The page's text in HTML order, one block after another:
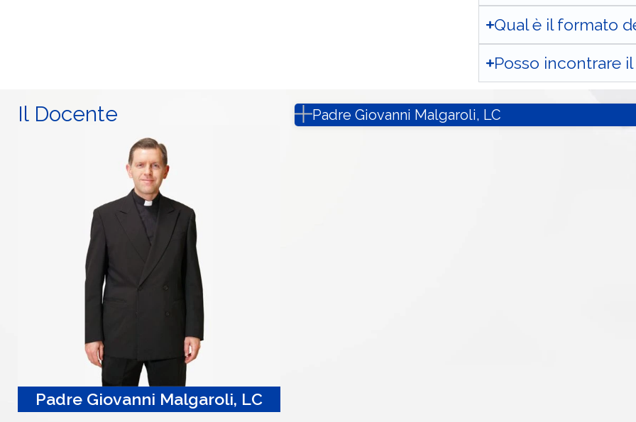
Qual è il formato
Posso incontrare
Il Docente
Padre Giovanni Malgaroli, LC
Padre Giovanni Malgaroli, LC